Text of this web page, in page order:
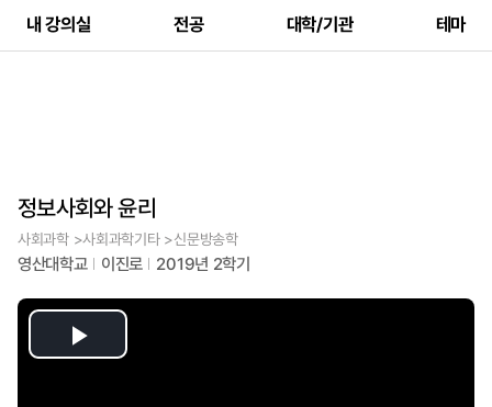
내 강의실 전공 대학/기관 테마
정보사회와 윤리
사회과학 >사회과학기타 >신문방송학
영산대학교 이진로 2019년 2학기
Play